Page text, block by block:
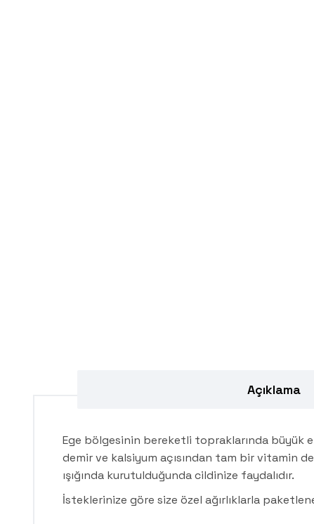
Açıklama
Ege bölgesinin bereketli topraklarında büyük
demir ve kalsiyum açısından tam bir vitamin
ışığında kurutulduğunda cildinize faydalıdır.
İsteklerinize göre size özel ağırlıklarla